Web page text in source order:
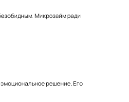
Микрозайм ради
решение. Его